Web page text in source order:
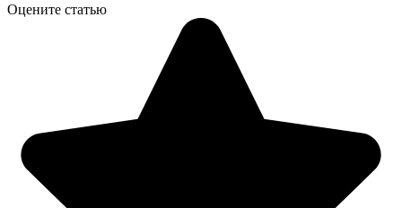
Оцените статью